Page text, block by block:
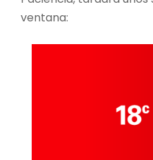
ventana: